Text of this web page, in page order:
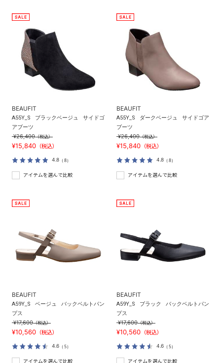
BEAUFIT
A55Y_S ブラックベージュ
サイドゴ
アブーツ
¥26,400（税込）
¥15,840 （税込）
4.8 （8）
アイテムを選んで比較
BEAUFIT
A55Y_S ダークベージュ
サイドゴア
ブーツ
¥26,400（税込）
¥15,840 （税込）
4.8 （8）
アイテムを選んで比較
BEAUFIT
A59Y_S ベージュ
バックベルトパン
プス
¥17,600（税込）
¥10,560 （税込）
4.6 （5）
アイテムを選んで比較
BEAUFIT
A59Y_S ブラック
バックベルトパン
プス
¥17,600（税込）
¥10,560 （税込）
4.6 （5）
アイテムを選んで比較